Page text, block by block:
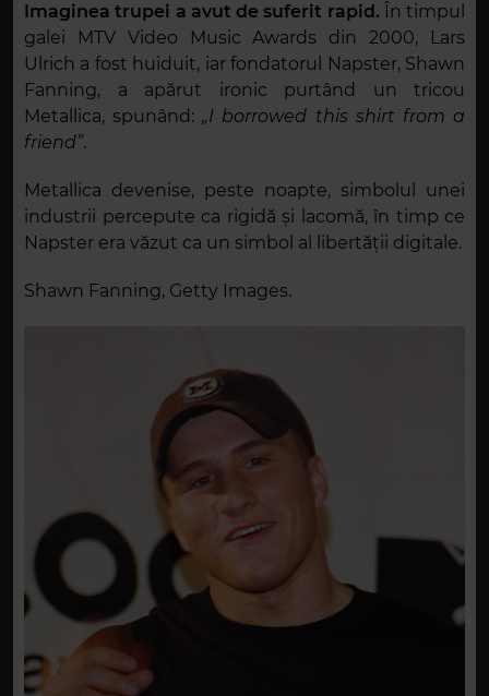
Imaginea trupei a avut de suferit rapid. În timpul
galei MTV Video Music Awards din 2000, Lars
Ulrich a fost huiduit, iar fondatorul Napster, Shawn
Fanning, a apărut ironic purtând un tricou
Metallica, spunând:„I borrowed this shirt from a
friend”.
Metallica devenise, peste noapte, simbolul unei
industrii percepute ca rigidă și lacomă, în timp ce
Napster era văzut ca un simbol al libertății digitale.
Shawn Fanning, Getty Images.